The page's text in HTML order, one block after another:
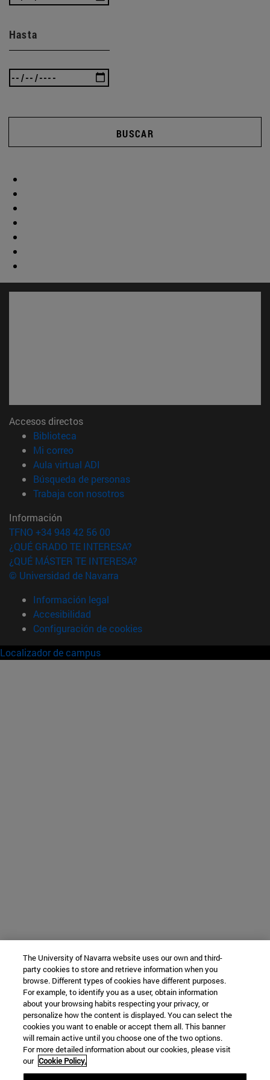
Hasta
BUSCAR
Accesos directos
Biblioteca
Mi correo(abre en nueva ventana)
Aula virtual ADI
Búsqueda de personas(abre en nueva ventana)
Trabaja con nosotros(abre en nueva ventana)
Información
TFNO +34 948 42 56 00
¿QUÉ GRADO TE INTERESA?
¿QUÉ MÁSTER TE INTERESA?
© Universidad de Navarra
Información legal
Accesibilidad
Configuración de cookies
Localizador de campus
The University of Navarra website uses our own and third-
party cookies to store and retrieve information when you
browse. Different types of cookies have different purposes.
For example, to identify you as a user, obtain information
about your browsing habits respecting your privacy, or
personalize how the content is displayed. You can select the
cookies you want to enable or accept them all. This banner
will remain active until you choose one of the two options.
For more detailed information about our cookies, please visit
our Cookie Policy.